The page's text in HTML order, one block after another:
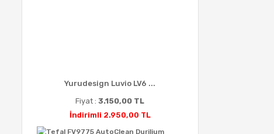
Yurudesign Luvio LV6 ...
Fiyat :3.150,00 TL
İndirimli 2.950,00 TL